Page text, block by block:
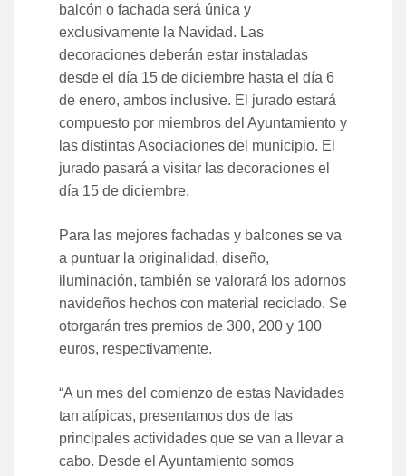
balcón o fachada será única y
exclusivamente la Navidad. Las
decoraciones deberán estar instaladas
desde el día 15 de diciembre hasta el día 6
de enero, ambos inclusive. El jurado estará
compuesto por miembros del Ayuntamiento y
las distintas Asociaciones del municipio. El
jurado pasará a visitar las decoraciones el
día 15 de diciembre.
Para las mejores fachadas y balcones se va
a puntuar la originalidad, diseño,
iluminación, también se valorará los adornos
navideños hechos con material reciclado. Se
otorgarán tres premios de 300, 200 y 100
euros, respectivamente.
“A un mes del comienzo de estas Navidades
tan atípicas, presentamos dos de las
principales actividades que se van a llevar a
cabo. Desde el Ayuntamiento somos